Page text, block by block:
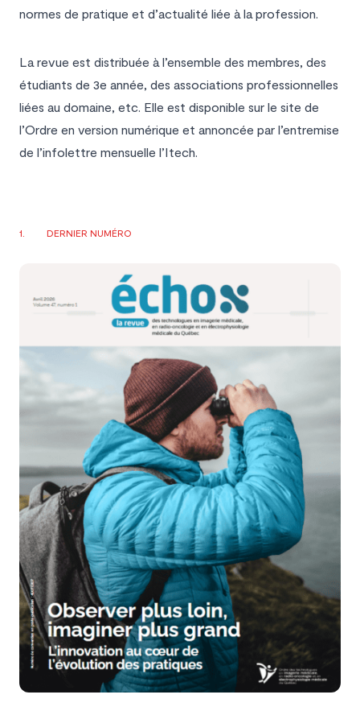
normes de pratique et d’actualité liée à la profession.
La revue est distribuée à l’ensemble des membres, des
étudiants de 3e année, des associations professionnelles
liées au domaine, etc. Elle est disponible sur le site de
l’Ordre en version numérique et annoncée par l’entremise
de l’infolettre mensuelle l’Itech.
DERNIER NUMÉRO